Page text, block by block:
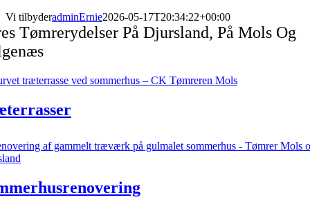
Vi tilbyderadminErnie2026-05-17T20:34:22+00:00
Tømrerydelser På Djursland, På Mols Og